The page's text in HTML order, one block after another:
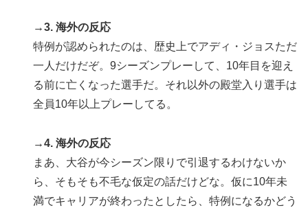
→3. 海外の反応
特例が認められたのは、歴史上でアディ・ジョスただ
一人だけだぞ。9シーズンプレーして、10年目を迎え
る前に亡くなった選手だ。それ以外の殿堂入り選手は
全員10年以上プレーしてる。
→4. 海外の反応
まあ、大谷が今シーズン限りで引退するわけないか
ら、そもそも不毛な仮定の話だけどな。仮に10年未
満でキャリアが終わったとしたら、特例になるかどう